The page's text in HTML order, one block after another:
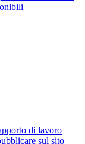
di lavoro
sul sito